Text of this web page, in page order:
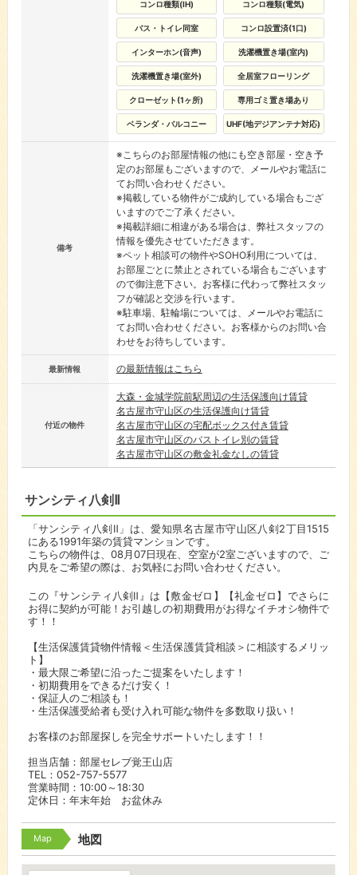
コンロ種類(IH) コンロ種類(電気)
バス・トイレ同室 コンロ設置済(1口)
インターホン(音声) 洗濯機置き場(室内)
洗濯機置き場(室外) 全居室フローリング
クローゼット(1ヶ所) 専用ゴミ置き場あり
ベランダ・バルコニー UHF(地デジアンテナ対応)
備考
※こちらのお部屋情報の他にも空き部屋・空き予
定のお部屋もございますので、メールやお電話に
てお問い合わせください。
※掲載している物件がご成約している場合もござ
いますのでご了承ください。
※掲載詳細に相違がある場合は、弊社スタッフの
情報を優先させていただきます。
※ペット相談可の物件やSOHO利用については、
お部屋ごとに禁止とされている場合もございます
ので御注意下さい。お客様に代わって弊社スタッ
フが確認と交渉を行います。
※駐車場、駐輪場については、メールやお電話に
てお問い合わせください。お客様からのお問い合
わせをお待ちしています。
最新情報 の最新情報はこちら
付近の物件
大森・金城学院前駅周辺の生活保護向け賃貸
名古屋市守山区の生活保護向け賃貸
名古屋市守山区の宅配ボックス付き賃貸
名古屋市守山区のバストイレ別の賃貸
名古屋市守山区の敷金礼金なしの賃貸
サンシティ八剣Ⅱ
「サンシティ八剣Ⅱ」は、愛知県名古屋市守山区八剣2丁目1515
にある1991年築の賃貸マンションです。
こちらの物件は、08月07日現在、空室が2室ございますので、ご
内見をご希望の際は、お気軽にお問い合わせください。
この『サンシティ八剣Ⅱ』は【敷金ゼロ】【礼金ゼロ】でさらに
お得に契約が可能！お引越しの初期費用がお得なイチオシ物件で
す！！
【生活保護賃貸物件情報＜生活保護賃貸相談＞に相談するメリッ
ト】
・最大限ご希望に沿ったご提案をいたします！
・初期費用をできるだけ安く！
・保証人のご相談も！
・生活保護受給者も受け入れ可能な物件を多数取り扱い！
お客様のお部屋探しを完全サポートいたします！！
担当店舗：部屋セレブ覚王山店
TEL：052-757-5577
営業時間：10:00～18:30
定休日：年末年始 お盆休み
Map 地図